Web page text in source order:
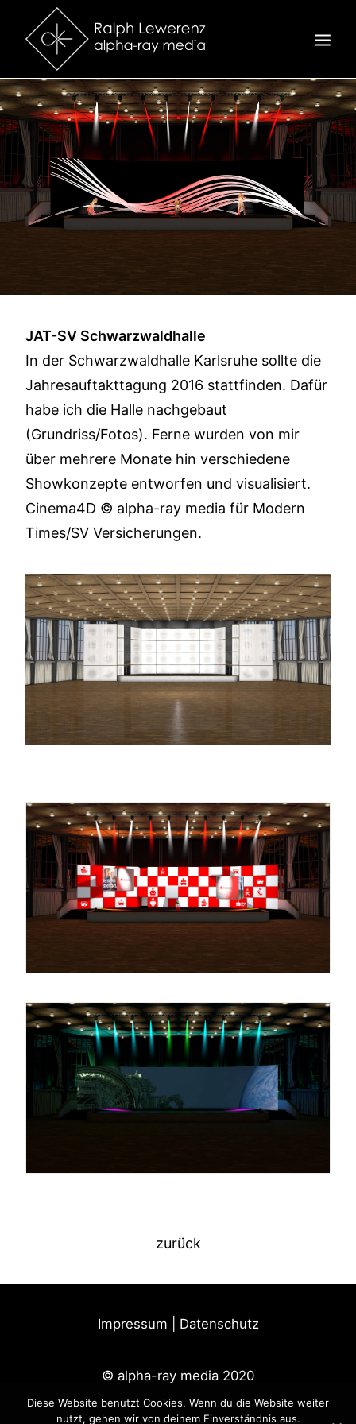
STARTSEITE
3D
VIDEO
MOTION
JAT-SV Schwarzwaldhalle
In der Schwarzwaldhalle Karlsruhe sollte die
Jahresauftakttagung 2016 stattfinden. Dafür
habe ich die Halle nachgebaut
(Grundriss/Fotos). Ferne wurden von mir
über mehrere Monate hin verschiedene
Showkonzepte entworfen und visualisiert.
Cinema4D © alpha-ray media für Modern
Times/SV Versicherungen.
zurück
Impressum Datenschutz
© alpha-ray media 2020
Diese Website benutzt Cookies. Wenn du die Website weiter
nutzt, gehen wir von deinem Einverständnis aus.